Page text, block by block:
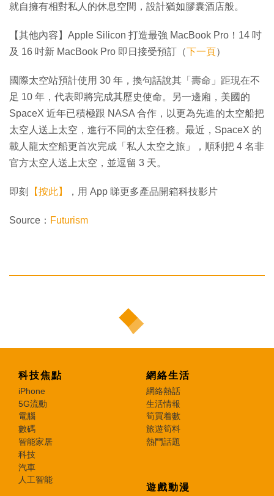
就自擁有相對私人的休息空間，設計猶如膠囊酒店般。
【其他內容】Apple Silicon 打造最強 MacBook Pro！14 吋
及 16 吋新 MacBook Pro 即日接受預訂（下一頁）
國際太空站預計使用 30 年，換句話說其「壽命」距現在不
足 10 年，代表即將完成其歷史使命。另一邊廂，美國的
SpaceX 近年已積極跟 NASA 合作，以更為先進的太空船把
太空人送上太空，進行不同的太空任務。最近，SpaceX 的
載人龍太空船更首次完成「私人太空之旅」，順利把 4 名非
官方太空人送上太空，並逗留 3 天。
即刻 【按此】 ，用 App 睇更多產品開箱科技影片
Source： Futurism
科技焦點
iPhone
5G流動
電腦
數碼
智能家居
科技
汽車
人工智能
網絡生活
網絡熱話
生活情報
筍買着數
旅遊筍料
熱門話題
遊戲動漫